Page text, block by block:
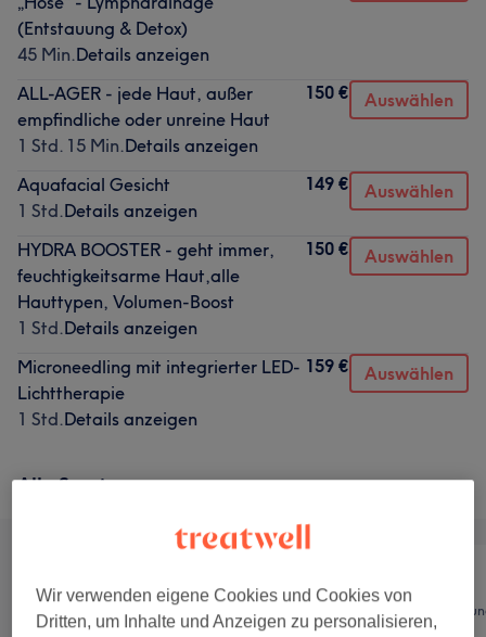
(Entstauung & Detox)
45 Min.Details anzeigen
ALL-AGER - jede Haut, außer
empfindliche oder unreine Haut
1 Std. 15 Min.Details anzeigen
150 € Auswählen
Aquafacial Gesicht
1 Std.Details anzeigen
149 € Auswählen
HYDRA BOOSTER - geht immer,
feuchtigkeitsarme Haut,alle
Hauttypen, Volumen-Boost
1 Std.Details anzeigen
150 € Auswählen
Microneedling mit integrierter LED-
Lichttherapie
1 Std.Details anzeigen
159 € Auswählen
Alle Services
Nägel
Wir verwenden eigene Cookies und Cookies von
Dritten, um Inhalte und Anzeigen zu personalisieren,